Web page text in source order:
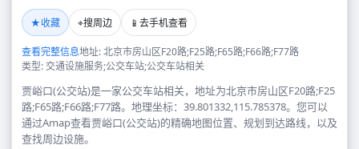
★收藏 ⌖搜周边 📱 去手机查看
查看完整信息地址: 北京市房山区F20路;F25路;F65路;F66路;F77路
类型: 交通设施服务;公交车站;公交车站相关
贾峪口(公交站)是一家公交车站相关，地址为北京市房山区F20路;F25
路;F65路;F66路;F77路。地理坐标：39.801332,115.785378。您可以
通过Amap查看贾峪口(公交站)的精确地图位置、规划到达路线，以及
查找周边设施。